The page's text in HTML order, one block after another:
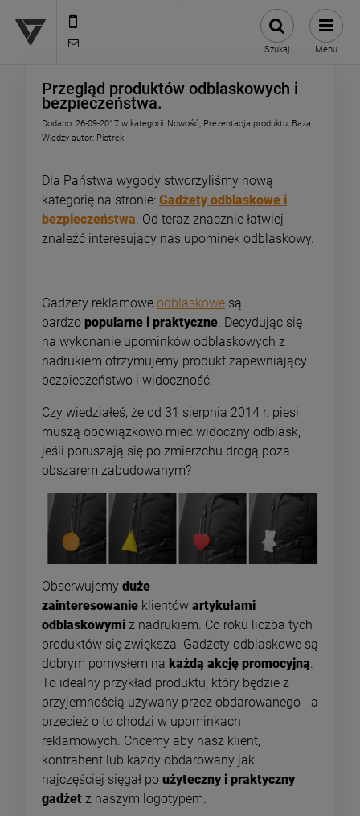
Szukaj Menu
Przegląd produktów odblaskowych i
bezpieczeństwa.
Dodano: 26-09-2017 w kategorii: Nowość, Prezentacja produktu, Baza
Wiedzy autor: Piotrek
Dla Państwa wygody stworzyliśmy nową
kategorię na stronie: Gadżety odblaskowe i
bezpieczeństwa. Od teraz znacznie łatwiej
znaleźć interesujący nas upominek odblaskowy.
Gadżety reklamowe odblaskowe są
bardzo popularne i praktyczne. Decydując się
na wykonanie upominków odblaskowych z
nadrukiem otrzymujemy produkt zapewniający
bezpieczeństwo i widoczność.
Czy wiedziałeś, że od 31 sierpnia 2014 r. piesi
muszą obowiązkowo mieć widoczny odblask,
jeśli poruszają się po zmierzchu drogą poza
obszarem zabudowanym?
Obserwujemy duże
zainteresowanie klientów artykułami
odblaskowymi z nadrukiem. Co roku liczba tych
produktów się zwiększa. Gadżety odblaskowe są
dobrym pomysłem na każdą akcję promocyjną
To idealny przykład produktu, który będzie z
przyjemnością używany przez obdarowanego - a
przecież o to chodzi w upominkach
reklamowych. Chcemy aby nasz klient,
kontrahent lub każdy obdarowany jak
najczęściej sięgał po użyteczny i praktyczny
gadżet z naszym logotypem.